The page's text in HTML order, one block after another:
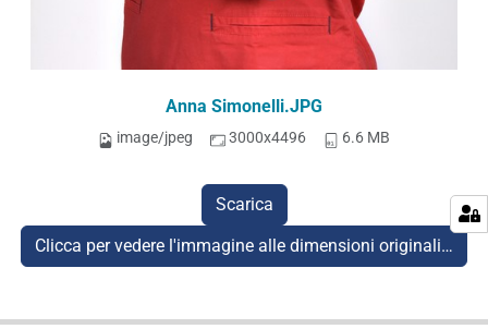
Anna Simonelli.JPG
image/jpeg 3000x4496 6.6 MB
Scarica
Clicca per vedere l'immagine alle dimensioni originali…